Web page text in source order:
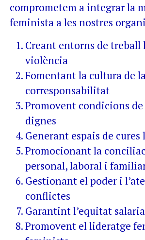
comprometem a integrar la
feminista a les nostres
Creant entorns de treball
violència
Fomentant la cultura de
corresponsabilitat
Promovent condicions
dignes
Generant espais de cures
Promocionant la
personal, laboral i
Gestionant el poder i
conflictes
Garantint l’equitat
Promovent el lideratge